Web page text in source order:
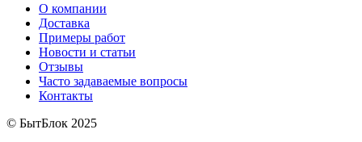
О компании
Доставка
Примеры работ
Новости и статьи
Отзывы
Часто задаваемые вопросы
Контакты
© БытБлок 2025